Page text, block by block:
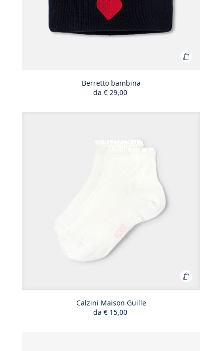
Aggiungi
Berretto bambina
da € 29,00
Aggiungi
al
Calzini Maison Guille
da € 15,00